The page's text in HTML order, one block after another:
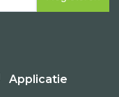
Applicatie